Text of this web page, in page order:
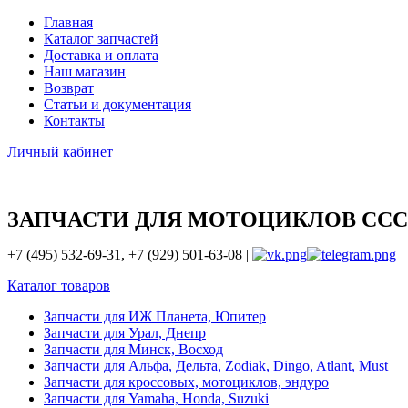
Главная
Каталог запчастей
Доставка и оплата
Наш магазин
Возврат
Статьи и документация
Контакты
Личный кабинет
ЗАПЧАСТИ ДЛЯ МОТОЦИКЛОВ
+7 (495) 532-69-31, +7 (929) 501-63-08 |
Каталог товаров
Запчасти для ИЖ Планета, Юпитер
Запчасти для Урал, Днепр
Запчасти для Минск, Восход
Запчасти для Альфа, Дельта, Zodiak, Dingo, Atlant, Must
Запчасти для кроссовых, мотоциклов, эндуро
Запчасти для Yamaha, Honda, Suzuki